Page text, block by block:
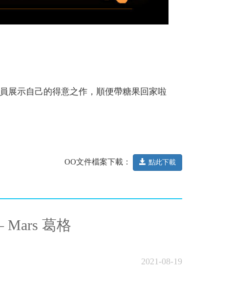
展示自己的得意之作，順便帶糖果回家啦
OO文件檔案下載： 點此下載
葛格
2021-08-19